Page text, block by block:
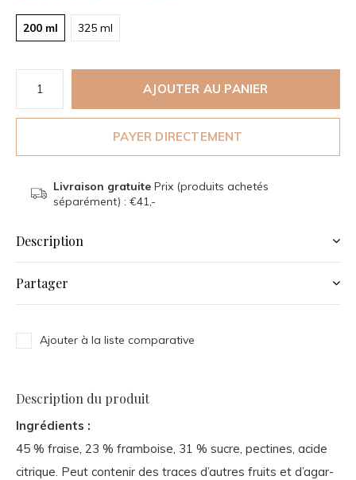
200 ml 325 ml
AJOUTER AU PANIER
PAYER DIRECTEMENT
Livraison gratuitePrix (produits achetés
séparément) : €41,-
Description
Partager
Ajouter à la liste comparative
Description du produit
Ingrédients :
45 % fraise, 23 % framboise, 31 % sucre, pectines, acide
citrique. Peut contenir des traces d’autres fruits et d’agar-